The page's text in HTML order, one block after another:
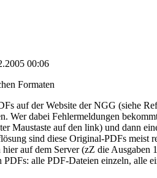
00:06
Formaten
auf der Website der NGG (siehe
Wer dabei Fehlermeldungen
Maustaste auf den link) und dann
sind diese Original-PDFs meist
auf dem Server (zZ die Ausgaben
PDFs: alle PDF-Dateien einzeln, alle